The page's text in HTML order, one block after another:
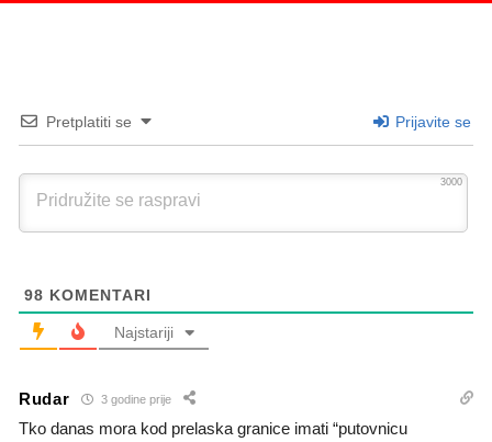
Pretplatiti se Prijavite se
3000
98 KOMENTARI
Najstariji
Rudar 3 godine prije
Tko danas mora kod prelaska granice imati “putovnicu